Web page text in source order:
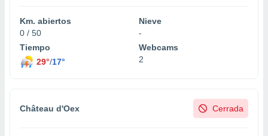
Km. abiertos
0 / 50
Nieve
-
Tiempo
29°/17°
Webcams
2
Château d'Oex Cerrada